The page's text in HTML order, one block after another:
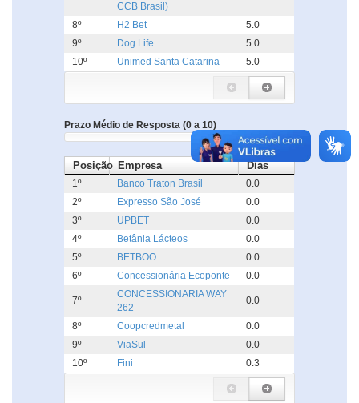
CCB Brasil)
8º H2 Bet
5.0
9º
Dog Life
5.0
10º
Unimed Santa Catarina 5.0
Prazo Médio de Resposta (0 a 10)
Posição Empresa Dias
1º Banco Traton Brasil
0.0
2º
Expresso São José
0.0
3º
UPBET
0.0
4º
Betânia Lácteos
0.0
5º
BETBOO
0.0
6º
Concessionária Ecoponte 0.0
7º
CONCESSIONARIA WAY
262
0.0
8º Coopcredmetal
0.0
9º
ViaSul
0.0
10º
Fini 0.3